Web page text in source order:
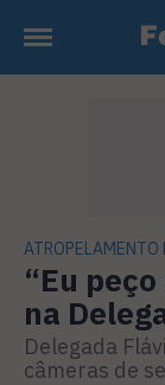
ATROPELAMENTO
“Eu
na
Delegada
câmeras de